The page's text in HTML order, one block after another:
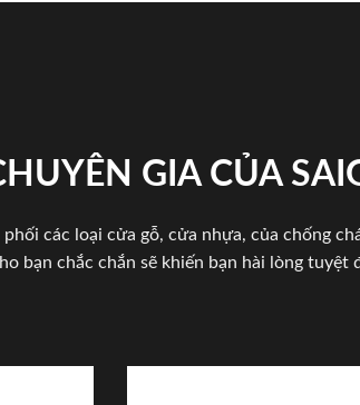
GIA CỦA
các loại cửa gỗ, cửa nhựa, của chống
bạn chắc chắn sẽ khiến bạn hài lòng tuyệt